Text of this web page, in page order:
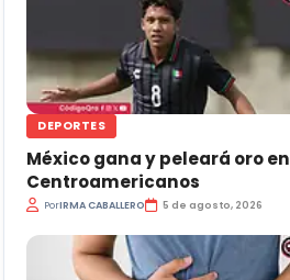
DEPORTES
México gana y peleará oro en
Centroamericanos
PorIRMA CABALLERO 5 de agosto, 2026